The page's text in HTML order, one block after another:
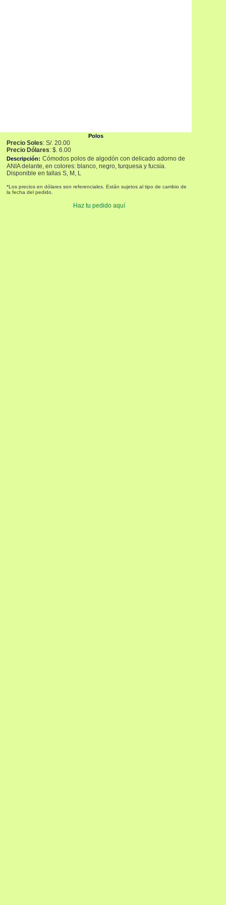
Polos
Precio Soles: S/. 20.00
Precio Dólares: $. 6.00
Descripción: Cómodos polos de algodón con delicado adorno de
ANIA delante, en colores: blanco, negro, turquesa y fucsia.
Disponible en tallas S, M, L
*Los precios en dólares son referenciales. Están sujetos al tipo de cambio de
la fecha del pedido.
Haz tu pedido aquí